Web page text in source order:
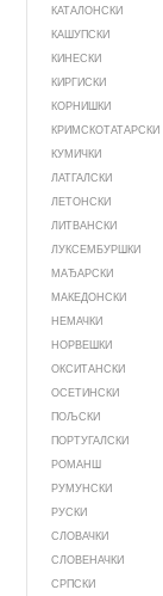
КАТАЛОНСКИ
КАШУПСКИ
КИНЕСКИ
КИРГИСКИ
КОРНИШКИ
КРИМСКОТАТАРСКИ
КУМИЧКИ
ЛАТГАЛСКИ
ЛЕТОНСКИ
ЛИТВАНСКИ
ЛУКСЕМБУРШКИ
МАЂАРСКИ
МАКЕДОНСКИ
НЕМАЧКИ
НОРВЕШКИ
ОКСИТАНСКИ
ОСЕТИНСКИ
ПОЉСКИ
ПОРТУГАЛСКИ
РОМАНШ
РУМУНСКИ
РУСКИ
СЛОВАЧКИ
СЛОВЕНАЧКИ
СРПСКИ